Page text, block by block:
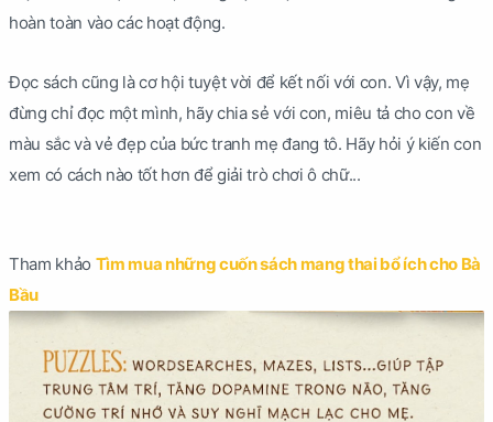
hoàn toàn vào các hoạt động.
Đọc sách cũng là cơ hội tuyệt vời để kết nối với con. Vì vậy, mẹ
đừng chỉ đọc một mình, hãy chia sẻ với con, miêu tả cho con về
màu sắc và vẻ đẹp của bức tranh mẹ đang tô. Hãy hỏi ý kiến con
xem có cách nào tốt hơn để giải trò chơi ô chữ...
Tham khảo Tìm mua những cuốn sách mang thai bổ ích cho Bà
Bầu